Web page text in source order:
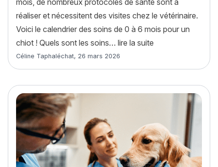
réaliser et nécessitent des visites chez le vétérinaire.
Voici le calendrier des soins de 0 à 6 mois pour un
chiot ! Quels sont les soins… lire la suite
Article rédigé par
Céline Taphaléchat, 26 mars 2026